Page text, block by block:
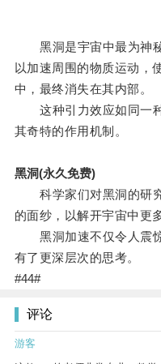
黑洞是宇宙中最为神秘
以加速周围的物质运动，
中，最终消失在其内部。
这种引力效应如同一种
其奇特的作用机制。
黑洞(永久免费)
科学家们对黑洞的研究
的面纱，以解开宇宙中更
黑洞加速不仅令人震惊
有了更深层次的思考。
#44#
评论
游客